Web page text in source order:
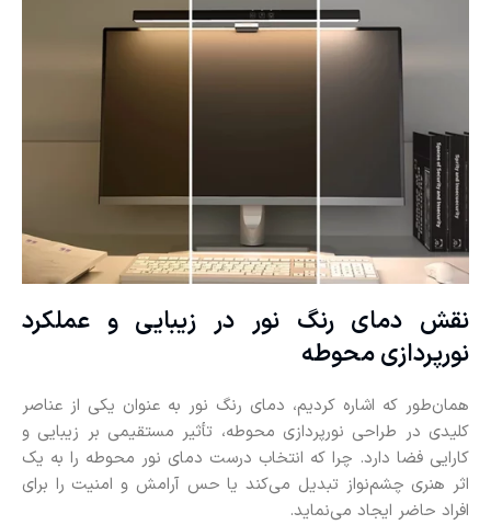
نقش دمای رنگ نور در زیبایی و عملکرد
نورپردازی محوطه
همان‌طور که اشاره کردیم، دمای رنگ نور به ‌عنوان یکی از عناصر
کلیدی در طراحی نورپردازی محوطه، تأثیر مستقیمی بر زیبایی و
کارایی فضا دارد. چرا که انتخاب درست دمای نور محوطه را به یک
اثر هنری چشم‌نواز تبدیل می‌کند یا حس آرامش و امنیت را برای
افراد حاضر ایجاد می‌نماید.